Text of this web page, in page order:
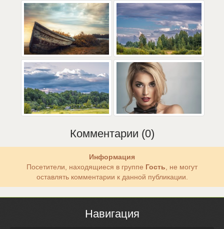
Комментарии (0)
Информация
Посетители, находящиеся в группе Гость , не могут
оставлять комментарии к данной публикации.
Навигация